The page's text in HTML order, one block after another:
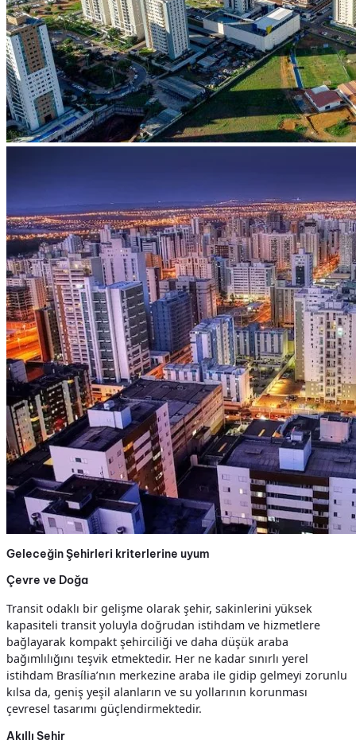
Geleceğin Şehirleri kriterlerine uyum
Çevre ve Doğa
Transit odaklı bir gelişme olarak şehir, sakinlerini yüksek
kapasiteli transit yoluyla doğrudan istihdam ve hizmetlere
bağlayarak kompakt şehirciliği ve daha düşük araba
bağımlılığını teşvik etmektedir. Her ne kadar sınırlı yerel
istihdam Brasília’nın merkezine araba ile gidip gelmeyi zorunlu
kılsa da, geniş yeşil alanların ve su yollarının korunması
çevresel tasarımı güçlendirmektedir.
Akıllı Şehir